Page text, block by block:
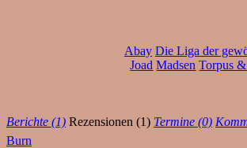
Abay Die Liga der
Joad Madsen Torpus
Berichte (1) Rezensionen (1) Termine (0)
Burn